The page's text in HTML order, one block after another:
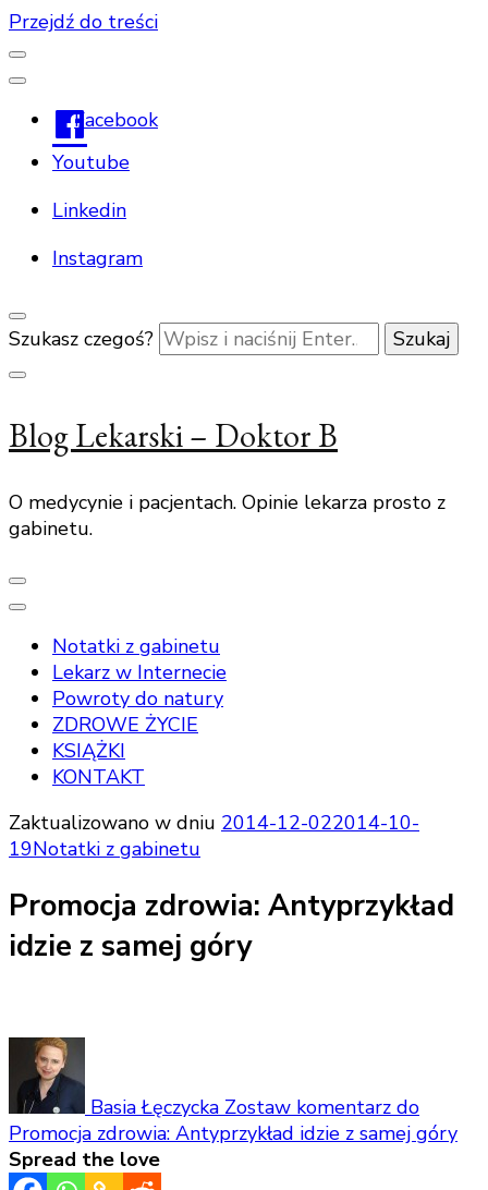
Przejdź do treści
Facebook
Youtube
Linkedin
Instagram
Szukasz czegoś?
Blog Lekarski – Doktor B
O medycynie i pacjentach. Opinie lekarza prosto z
gabinetu.
Notatki z gabinetu
Lekarz w Internecie
Powroty do natury
ZDROWE ŻYCIE
KSIĄŻKI
KONTAKT
Zaktualizowano w dniu 2014-12-022014-10-
19Notatki z gabinetu
Promocja zdrowia: Antyprzykład
idzie z samej góry
Basia Łęczycka Zostaw komentarz do
Promocja zdrowia: Antyprzykład idzie z samej góry
Spread the love